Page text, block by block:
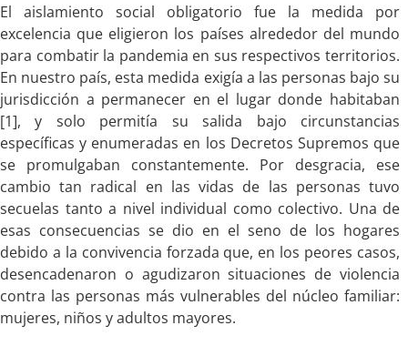
El aislamiento social obligatorio fue la medida por
excelencia que eligieron los países alrededor del mundo
para combatir la pandemia en sus respectivos territorios.
En nuestro país, esta medida exigía a las personas bajo su
jurisdicción a permanecer en el lugar donde habitaban
[1], y solo permitía su salida bajo circunstancias
específicas y enumeradas en los Decretos Supremos que
se promulgaban constantemente. Por desgracia, ese
cambio tan radical en las vidas de las personas tuvo
secuelas tanto a nivel individual como colectivo. Una de
esas consecuencias se dio en el seno de los hogares
debido a la convivencia forzada que, en los peores casos,
desencadenaron o agudizaron situaciones de violencia
contra las personas más vulnerables del núcleo familiar:
mujeres, niños y adultos mayores.